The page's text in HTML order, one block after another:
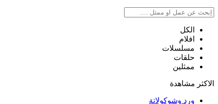
الكل
افلام
مسلسلات
حلقات
ممثلين
الاكثر مشاهدة
ورد وشوكولاتة